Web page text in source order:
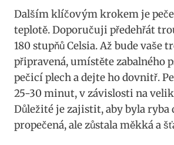
Dalším ‍klíčovým ⁤krokem je⁤
teplotě. Doporučuji předehřát
180 stupňů Celsia. Až​ bude vaše
⁣připravená, umístěte zabalného
pečicí plech a dejte ho dovnitř.
25-30 minut,‌ v ‍závislosti ⁢na
Důležité je zajistit, aby byla ryba
propečená, ale zůstala měkká a